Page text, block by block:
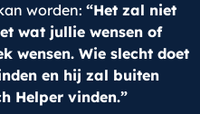
worden: “Het zal niet
wat jullie wensen of
wensen. Wie slecht doet
en hij zal buiten
Helper vinden.”